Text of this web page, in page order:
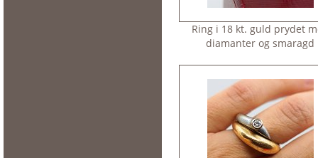
Ring i 18 kt. guld prydet
diamanter og smaragd